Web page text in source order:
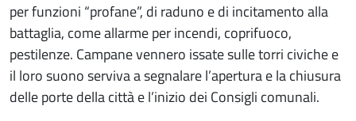
per funzioni “profane”, di raduno e di incitamento alla
battaglia, come allarme per incendi, coprifuoco,
pestilenze. Campane vennero issate sulle torri civiche e
il loro suono serviva a segnalare l’apertura e la chiusura
delle porte della città e l’inizio dei Consigli comunali.